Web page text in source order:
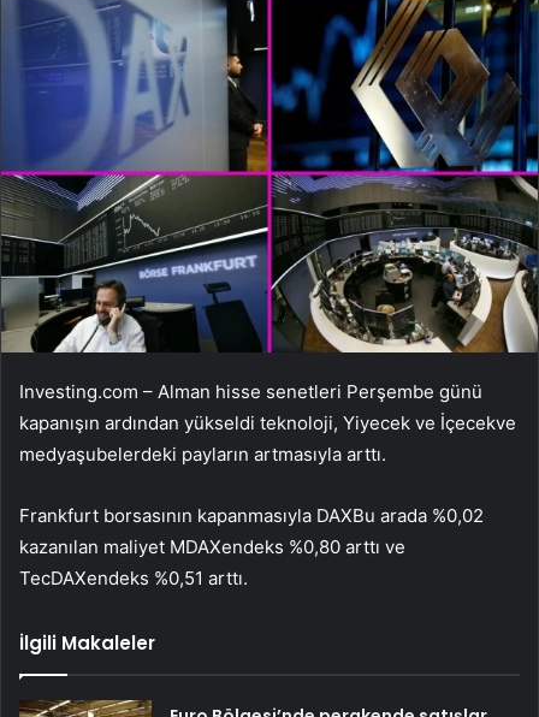
Investing.com – Alman hisse senetleri Perşembe günü
kapanışın ardından yükseldi teknoloji, Yiyecek ve İçecekve
medyaşubelerdeki payların artmasıyla arttı.
Frankfurt borsasının kapanmasıyla DAXBu arada %0,02
kazanılan maliyet MDAXendeks %0,80 arttı ve
TecDAXendeks %0,51 arttı.
İlgili Makaleler